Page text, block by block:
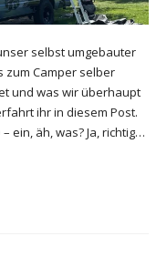
selbst umgebauter
zum Camper selber
und was wir überhaupt
ihr in diesem Post.
ein, äh, was? Ja, richtig…